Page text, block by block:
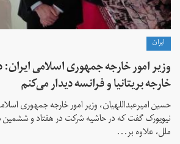
ايران
وزیر امور خارجه جمهوری اسلامی ایران:
خارجه بریتانیا و فرانسه دیدار می‌کنم
حسین امیرعبداللهیان، وزیر امور خارجه جمهوری
نیویورک گفت که در حاشیه شرکت در هفتاد و
ملل، علاوه بر...